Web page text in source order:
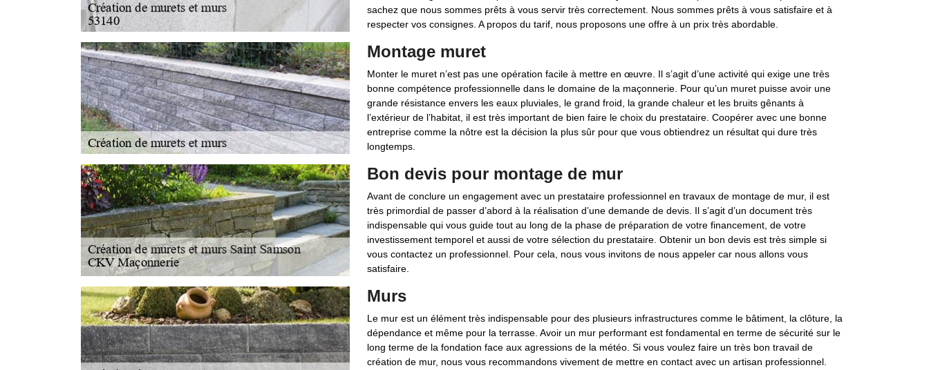
sachez que nous sommes prêts à vous servir très correctement. Nous sommes prêts à vous satisfaire et à
respecter vos consignes. A propos du tarif, nous proposons une offre à un prix très abordable.
Montage muret
Monter le muret n’est pas une opération facile à mettre en œuvre. Il s’agit d’une activité qui exige une très
bonne compétence professionnelle dans le domaine de la maçonnerie. Pour qu’un muret puisse avoir une
grande résistance envers les eaux pluviales, le grand froid, la grande chaleur et les bruits gênants à
l’extérieur de l’habitat, il est très important de bien faire le choix du prestataire. Coopérer avec une bonne
entreprise comme la nôtre est la décision la plus sûr pour que vous obtiendrez un résultat qui dure très
longtemps.
Bon devis pour montage de mur
Avant de conclure un engagement avec un prestataire professionnel en travaux de montage de mur, il est
très primordial de passer d’abord à la réalisation d’une demande de devis. Il s’agit d’un document très
indispensable qui vous guide tout au long de la phase de préparation de votre financement, de votre
investissement temporel et aussi de votre sélection du prestataire. Obtenir un bon devis est très simple si
vous contactez un professionnel. Pour cela, nous vous invitons de nous appeler car nous allons vous
satisfaire.
Murs
Le mur est un élément très indispensable pour des plusieurs infrastructures comme le bâtiment, la clôture, la
dépendance et même pour la terrasse. Avoir un mur performant est fondamental en terme de sécurité sur le
long terme de la fondation face aux agressions de la météo. Si vous voulez faire un très bon travail de
création de mur, nous vous recommandons vivement de mettre en contact avec un artisan professionnel.